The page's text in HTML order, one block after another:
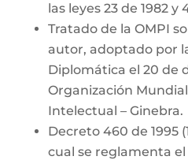
las leyes 23 de 1982 y
Tratado de la OMPI
autor, adoptado por
Diplomática el 20 de
Organización
Intelectual – Ginebra.
Decreto 460 de 1995
cual se reglamenta